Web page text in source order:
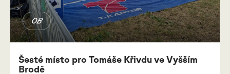
OB
Šesté místo pro Tomáše Křivdu ve Vyšším
Brodě